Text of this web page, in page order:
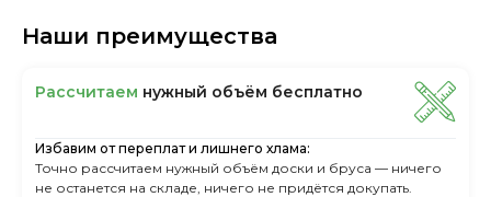
Наши преимущества
Рассчитаем нужный объём бесплатно
Избавим от переплат и лишнего хлама:
Точно рассчитаем нужный объём доски и бруса — ничего
не останется на складе, ничего не придётся докупать.